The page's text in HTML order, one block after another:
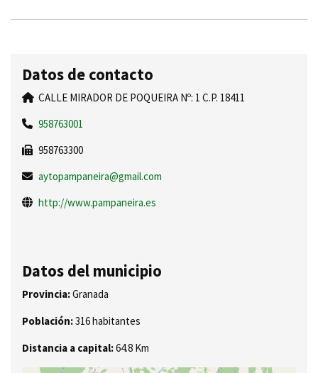
Datos de contacto
CALLE MIRADOR DE POQUEIRA Nº: 1 C.P. 18411
958763001
958763300
aytopampaneira@gmail.com
http://www.pampaneira.es
Datos del municipio
Provincia:Granada
Población:316 habitantes
Distancia a capital:64.8 Km